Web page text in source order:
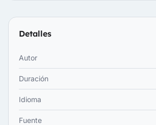
Detalles
Autor
Duración
Idioma
Fuente